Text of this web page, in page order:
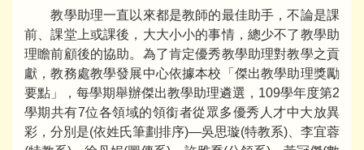
教學助理一直以來都是教師的最佳助手，不論是課
前、課堂上或課後，大大小小的事情，總少不了教學助
理瞻前顧後的協助。為了肯定優秀教學助理對教學之貢
獻，教務處教學發展中心依據本校「傑出教學助理獎勵
要點」，每學期舉辦傑出教學助理遴選，109學年度第2
學期共有7位各領域的領銜者從眾多優秀人才中大放異
彩，分別是(依姓氏筆劃排序)—吳思璇(特教系)、李宜蓉